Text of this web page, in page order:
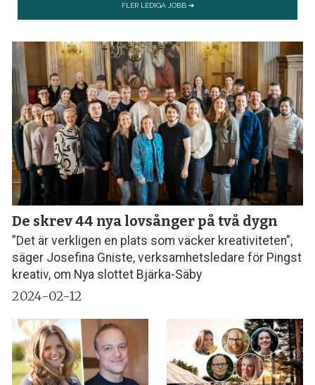
De skrev 44 nya lovsånger på två dygn
”Det är verkligen en plats som väcker kreativiteten”,
säger Josefina Gniste, verksamhetsledare för Pingst
kreativ, om Nya slottet Bjärka-Säby
2024-02-12